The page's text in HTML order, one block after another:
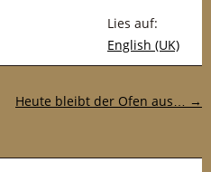
Lies auf:
English (UK)
Heute bleibt der Ofen aus… →